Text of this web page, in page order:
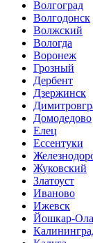
Волгоград
Волгодонск
Волжский
Вологда
Воронеж
Грозный
Дербент
Дзержинск
Домодедово
Елец
Ессентуки
Жуковский
Златоуст
Иваново
Ижевск
Йошкар-Ола